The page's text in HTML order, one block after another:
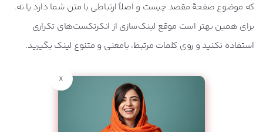
که موضوع صفحۀ مقصد چیست و اصلاً ارتباطی با متن شما دارد یا نه.
برای همین بهتر است موقع لینک‌سازی از انکرتکست‌های تکراری
استفاده نکنید و روی کلمات مرتبط، بامعنی و متنوع لینک بگیرید.
x